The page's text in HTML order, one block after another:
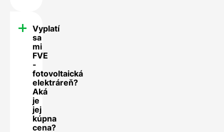
Vyplatí
sa
mi
FVE
-
fotovoltaická
elektráreň?
Aká
je
jej
kúpna
cena?